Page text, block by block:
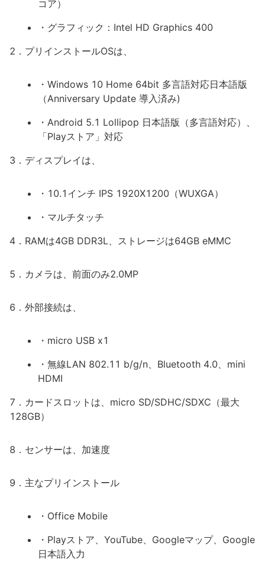
コア）
・グラフィック：Intel HD Graphics 400
2．プリインストールOSは、
・Windows 10 Home 64bit 多言語対応日本語版
（Anniversary Update 導入済み)
・Android 5.1 Lollipop 日本語版（多言語対応）、
「Playストア」対応
3．ディスプレイは、
・10.1インチ IPS 1920X1200（WUXGA）
・マルチタッチ
4．RAMは4GB DDR3L、ストレージは64GB eMMC
5．カメラは、前面のみ2.0MP
6．外部接続は、
・micro USB x1
・無線LAN 802.11 b/g/n、Bluetooth 4.0、mini
HDMI
7．カードスロットは、micro SD/SDHC/SDXC（最大
128GB）
8．センサーは、加速度
9．主なプリインストール
・Office Mobile
・Playストア、YouTube、Googleマップ、Google
日本語入力